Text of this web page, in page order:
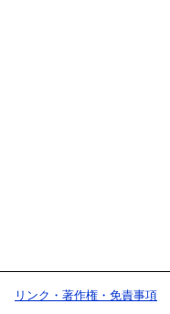
リンク・著作権・免責事項